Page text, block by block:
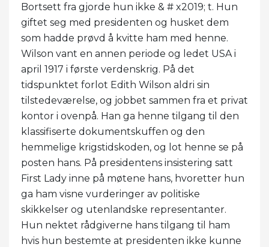
Bortsett fra gjorde hun ikke & # x2019; t. Hun
giftet seg med presidenten og husket dem
som hadde prøvd å kvitte ham med henne.
Wilson vant en annen periode og ledet USA i
april 1917 i første verdenskrig. På det
tidspunktet forlot Edith Wilson aldri sin
tilstedeværelse, og jobbet sammen fra et privat
kontor i ovenpå. Han ga henne tilgang til den
klassifiserte dokumentskuffen og den
hemmelige krigstidskoden, og lot henne se på
posten hans. På presidentens insistering satt
First Lady inne på møtene hans, hvoretter hun
ga ham visne vurderinger av politiske
skikkelser og utenlandske representanter.
Hun nektet rådgiverne hans tilgang til ham
hvis hun bestemte at presidenten ikke kunne